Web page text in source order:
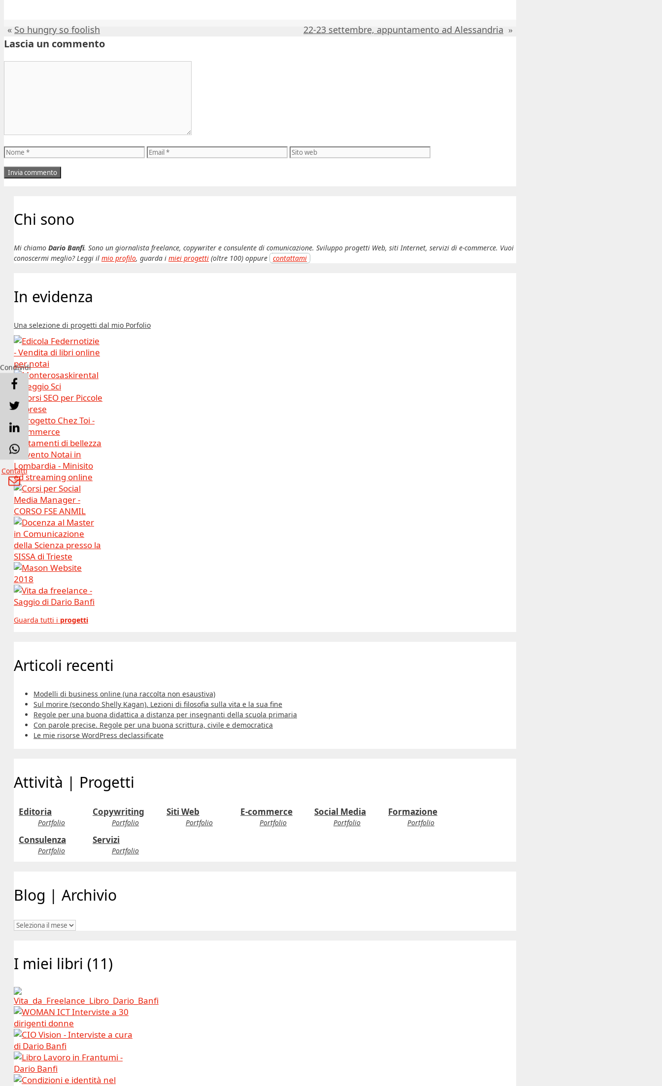
22-23 settembre, appuntamento ad Alessandria
So hungry so foolish
Lascia un commento
Nome Email
Sito
Chi sono
Mi chiamo Dario Banfi. Sono un giornalista freelance, copywriter e consulente di comunicazione. Sviluppo progetti Web, siti Internet, servizi di e-commerce. Vuoi
conoscermi meglio? Leggi il mio profilo, guarda i miei progetti (oltre 100) oppure contattami
In evidenza
Una selezione di progetti dal mio Porfolio
Guarda tutti i progetti
Articoli recenti
Modelli di business online (una raccolta non esaustiva)
Sul morire (secondo Shelly Kagan). Lezioni di filosofia sulla vita e la sua fine
Regole per una buona didattica a distanza per insegnanti della scuola primaria
Con parole precise. Regole per una buona scrittura, civile e democratica
Le mie risorse WordPress declassificate
Attività | Progetti
Editoria
Portfolio
Copywriting
Portfolio
Siti Web
Portfolio
E-commerce
Portfolio
Social Media
Portfolio
Formazione
Portfolio
Consulenza
Portfolio
Servizi
Portfolio
Blog | Archivio
Blog
I miei libri (11)
Condividi
Contatti